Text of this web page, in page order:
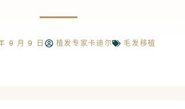
9 月 9 日 植发专家卡迪尔 毛发移植